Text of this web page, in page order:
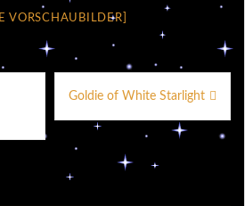
VORSCHAUBILDER]
Goldie of White Starlight